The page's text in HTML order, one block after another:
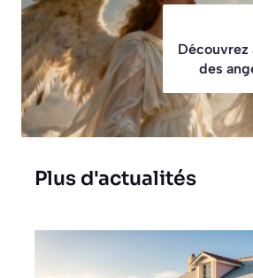
Découvrez
des
Plus d'actualités